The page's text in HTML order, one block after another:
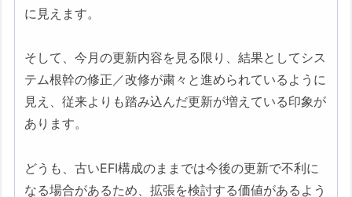
ーティ依存）
一部のHP製・Dell製PCに
おける「ブルースクリーン
ど）
カスタマイズツール
に見えます。
そして、今月の更新内容を見る限り、結果としてシス
テム根幹の修正／改修が粛々と進められているように
見え、従来よりも踏み込んだ更新が増えている印象が
あります。
どうも、古いEFI構成のままでは今後の更新で不利に
なる場合があるため、拡張を検討する価値があるよう